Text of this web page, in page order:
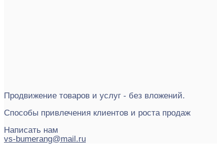
Продвижение товаров и услуг - без вложений.
Способы привлечения клиентов и роста продаж
Написать нам
vs-bumerang@mail.ru